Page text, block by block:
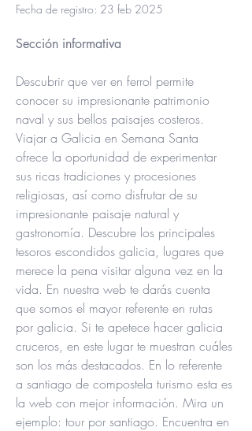
Fecha de registro: 23 feb 2025
Sección informativa
Descubrir que ver en ferrol permite
conocer su impresionante patrimonio
naval y sus bellos paisajes costeros.
Viajar a Galicia en Semana Santa
ofrece la oportunidad de experimentar
sus ricas tradiciones y procesiones
religiosas, así como disfrutar de su
impresionante paisaje natural y
gastronomía. Descubre los principales
tesoros escondidos galicia, lugares que
merece la pena visitar alguna vez en la
vida. En nuestra web te darás cuenta
que somos el mayor referente en rutas
por galicia. Si te apetece hacer galicia
cruceros, en este lugar te muestran cuáles
son los más destacados. En lo referente
a santiago de compostela turismo esta es
la web con mejor información. Mira un
ejemplo: tour por santiago. Encuentra en